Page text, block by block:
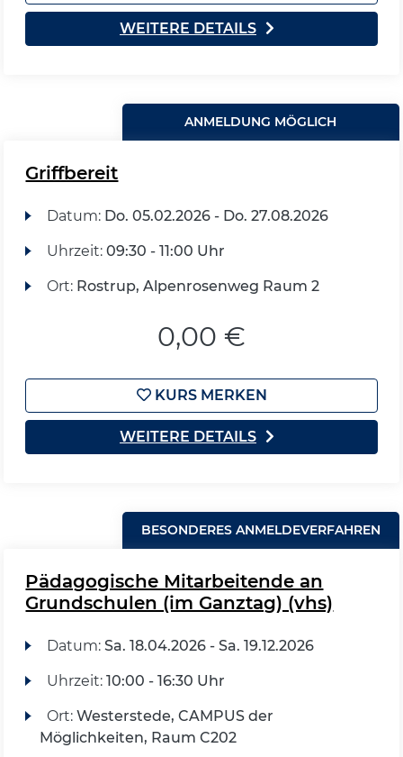
WEITERE DETAILS
ANMELDUNG MÖGLICH
Griffbereit
Datum: Do. 05.02.2026 - Do. 27.08.2026
Uhrzeit: 09:30 - 11:00 Uhr
Ort: Rostrup, Alpenrosenweg Raum 2
0,00 €
KURS MERKEN
WEITERE DETAILS
BESONDERES ANMELDEVERFAHREN
Pädagogische Mitarbeitende an
Grundschulen (im Ganztag) (vhs)
Datum: Sa. 18.04.2026 - Sa. 19.12.2026
Uhrzeit: 10:00 - 16:30 Uhr
Ort: Westerstede, CAMPUS der
Möglichkeiten, Raum C202